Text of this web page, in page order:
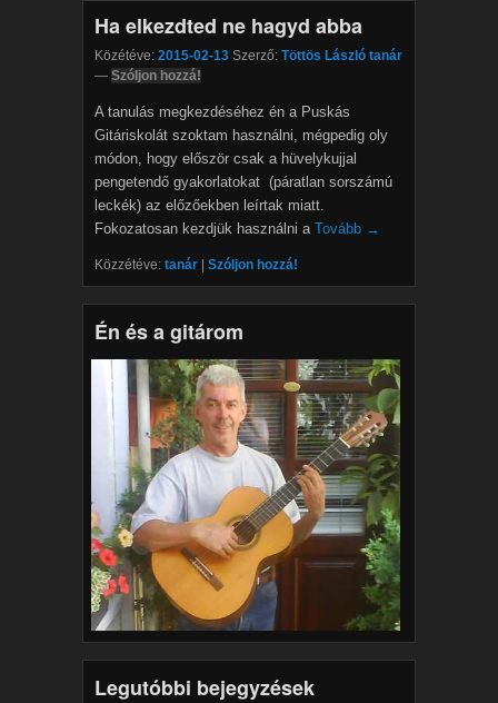
Ha elkezdted ne hagyd abba
Közétéve: 2015-02-13 Szerző: Töttös László tanár
— Szóljon hozzá!
A tanulás megkezdéséhez én a Puskás
Gitáriskolát szoktam használni, mégpedig oly
módon, hogy először csak a hüvelykujjal
pengetendő gyakorlatokat (páratlan sorszámú
leckék) az előzőekben leírtak miatt.
Fokozatosan kezdjük használni a Tovább →
Közzétéve: tanár | Szóljon hozzá!
Én és a gitárom
Legutóbbi bejegyzések